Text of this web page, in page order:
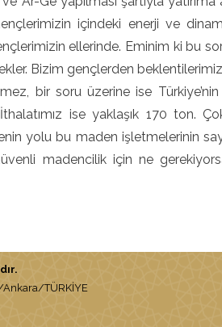
içindeki enerji ve
ellerinde. Eminim ki bu
Bizim gençlerden
bir soru üzerine ise
ise yaklaşık 170 ton.
yolu bu maden işletmelerinin
madencilik için ne
Ankara/TÜRKİYE